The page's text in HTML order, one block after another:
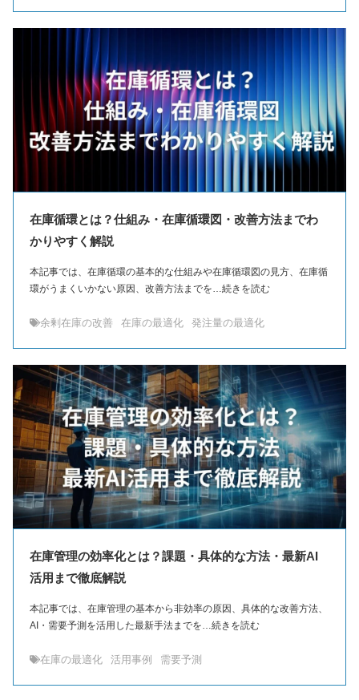
在庫循環とは？仕組み・在庫循環図・改善方法までわ
かりやすく解説
本記事では、在庫循環の基本的な仕組みや在庫循環図の見方、在庫循
環がうまくいかない原因、改善方法までを…続きを読む
余剰在庫の改善 在庫の最適化 発注量の最適化
在庫管理の効率化とは？課題・具体的な方法・最新AI
活用まで徹底解説
本記事では、在庫管理の基本から非効率の原因、具体的な改善方法、
AI・需要予測を活用した最新手法までを…続きを読む
在庫の最適化 活用事例 需要予測